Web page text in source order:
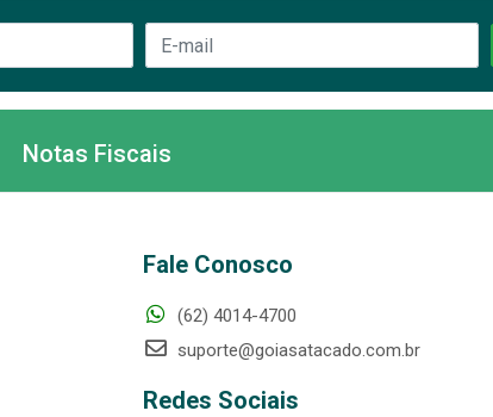
Notas Fiscais
Fale Conosco
(62) 4014-4700
suporte@goiasatacado.com.br
Redes Sociais